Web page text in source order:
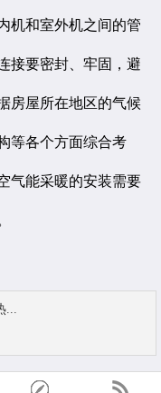
机和室外机之间的管
接要密封、牢固，避
房屋所在地区的气候
等各个方面综合考
气能采暖的安装需要